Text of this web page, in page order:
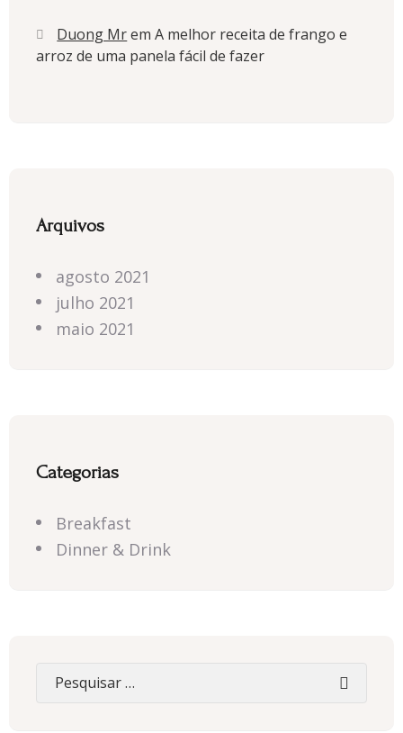
Duong MremA melhor receita de frango e
arroz de uma panela fácil de fazer
Arquivos
agosto 2021
julho 2021
maio 2021
Categorias
Breakfast
Dinner & Drink